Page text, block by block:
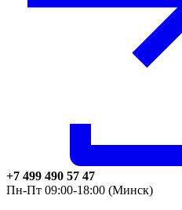
+7 499 490 57 47
Пн-Пт 09:00-18:00 (Минск)